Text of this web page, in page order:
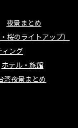
夜景まとめ
桜のライトアップ）
ィング
ホテル・旅館
湾夜景まとめ